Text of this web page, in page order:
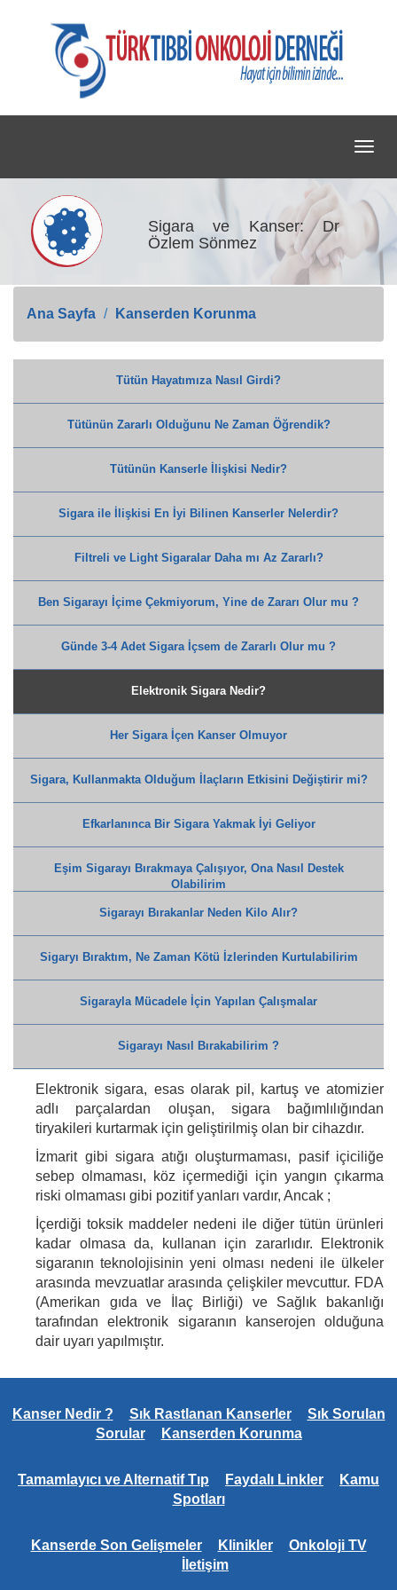
Sigara ve Kanser: Dr
Özlem Sönmez
Ana Sayfa Kanserden Korunma
Tütün Hayatımıza Nasıl Girdi?
Tütünün Zararlı Olduğunu Ne Zaman Öğrendik?
Tütünün Kanserle İlişkisi Nedir?
Sigara ile İlişkisi En İyi Bilinen Kanserler Nelerdir?
Filtreli ve Light Sigaralar Daha mı Az Zararlı?
Ben Sigarayı İçime Çekmiyorum, Yine de Zararı Olur mu ?
Günde 3-4 Adet Sigara İçsem de Zararlı Olur mu ?
Elektronik Sigara Nedir?
Her Sigara İçen Kanser Olmuyor
Sigara, Kullanmakta Olduğum İlaçların Etkisini Değiştirir mi?
Efkarlanınca Bir Sigara Yakmak İyi Geliyor
Eşim Sigarayı Bırakmaya Çalışıyor, Ona Nasıl Destek
Olabilirim
Sigarayı Bırakanlar Neden Kilo Alır?
Sigaryı Bıraktım, Ne Zaman Kötü İzlerinden Kurtulabilirim
Sigarayla Mücadele İçin Yapılan Çalışmalar
Sigarayı Nasıl Bırakabilirim ?
Elektronik sigara, esas olarak pil, kartuş ve atomizier
adlı parçalardan oluşan, sigara bağımlılığından
tiryakileri kurtarmak için geliştirilmiş olan bir cihazdır.
İzmarit gibi sigara atığı oluşturmaması, pasif içiciliğe
sebep olmaması, köz içermediği için yangın çıkarma
riski olmaması gibi pozitif yanları vardır, Ancak ;
İçerdiği toksik maddeler nedeni ile diğer tütün ürünleri
kadar olmasa da, kullanan için zararlıdır. Elektronik
sigaranın teknolojisinin yeni olması nedeni ile ülkeler
arasında mevzuatlar arasında çelişkiler mevcuttur. FDA
(Amerikan gıda ve İlaç Birliği) ve Sağlık bakanlığı
tarafından elektronik sigaranın kanserojen olduğuna
dair uyarı yapılmıştır.
Kanser Nedir ? Sık Rastlanan Kanserler
Sık Sorulan
Sorular
Kanserden Korunma
Tamamlayıcı ve Alternatif Tıp Faydalı Linkler
Kamu
Spotları
Kanserde Son Gelişmeler Klinikler
Onkoloji TV
İletişim